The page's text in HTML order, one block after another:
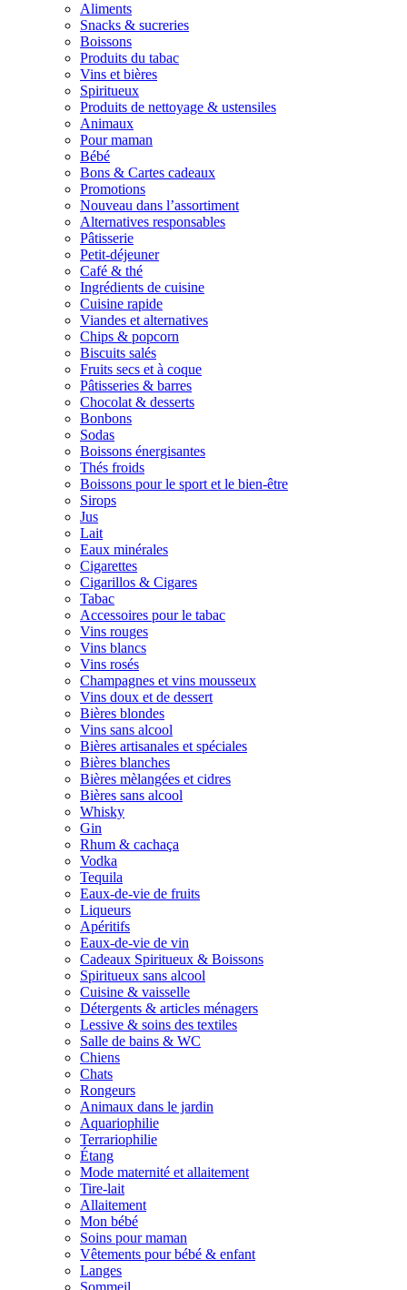
Aliments
Snacks & sucreries
Boissons
Produits du tabac
Vins et bières
Spiritueux
Produits de nettoyage & ustensiles
Animaux
Pour maman
Bébé
Bons & Cartes cadeaux
Promotions
Nouveau dans l’assortiment
Alternatives responsables
Pâtisserie
Petit-déjeuner
Café & thé
Ingrédients de cuisine
Cuisine rapide
Viandes et alternatives
Chips & popcorn
Biscuits salés
Fruits secs et à coque
Pâtisseries & barres
Chocolat & desserts
Bonbons
Sodas
Boissons énergisantes
Thés froids
Boissons pour le sport et le bien-être
Sirops
Jus
Lait
Eaux minérales
Cigarettes
Cigarillos & Cigares
Tabac
Accessoires pour le tabac
Vins rouges
Vins blancs
Vins rosés
Champagnes et vins mousseux
Vins doux et de dessert
Bières blondes
Vins sans alcool
Bières artisanales et spéciales
Bières blanches
Bières mèlangées et cidres
Bières sans alcool
Whisky
Gin
Rhum & cachaça
Vodka
Tequila
Eaux-de-vie de fruits
Liqueurs
Apéritifs
Eaux-de-vie de vin
Cadeaux Spiritueux & Boissons
Spiritueux sans alcool
Cuisine & vaisselle
Détergents & articles ménagers
Lessive & soins des textiles
Salle de bains & WC
Chiens
Chats
Rongeurs
Animaux dans le jardin
Aquariophilie
Terrariophilie
Étang
Mode maternité et allaitement
Tire-lait
Allaitement
Mon bébé
Soins pour maman
Vêtements pour bébé & enfant
Langes
Sommeil